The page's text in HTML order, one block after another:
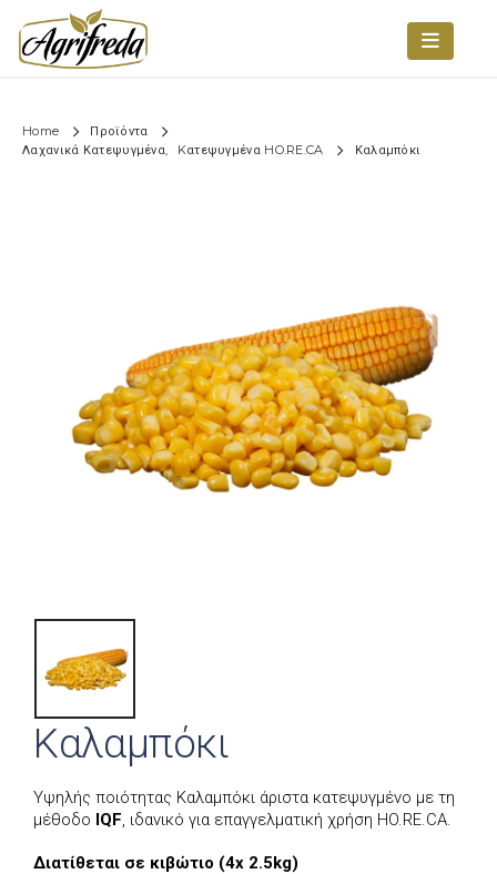
Home
Προϊόντα
Λαχανικά Κατεψυγμένα
Kατεψυγμένα HO.RE.CA Καλαμπόκι
Καλαμπόκι
Υψηλής ποιότητας Καλαμπόκι άριστα κατεψυγμένο με τη
μέθοδο IQF, ιδανικό για επαγγελματική χρήση HO.RE.CA.
Διατίθεται σε κιβώτιο (4x 2.5kg)